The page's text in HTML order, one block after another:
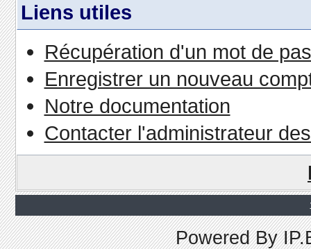
Liens utiles
Récupération d'un mot de
Enregistrer un nouveau
Notre documentation
Contacter l'administrateur
Powered By